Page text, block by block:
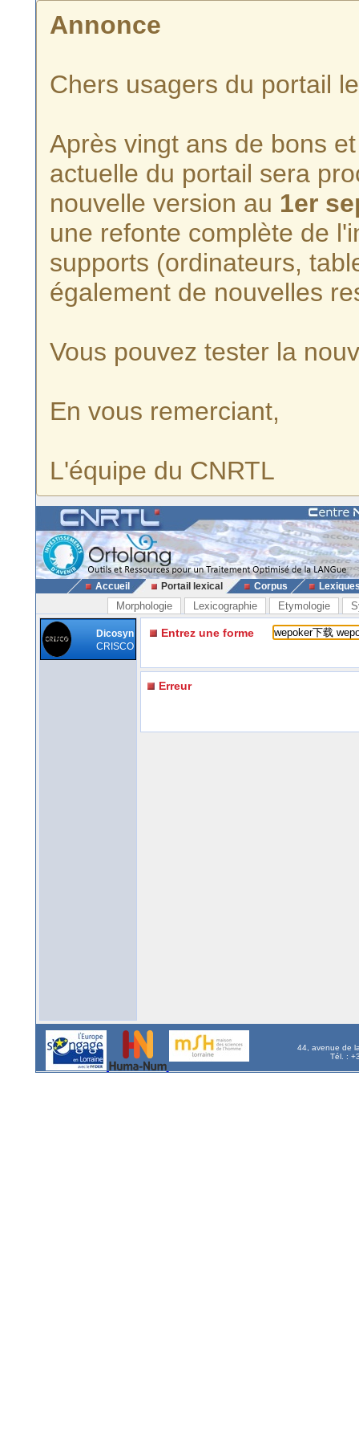
Annonce
Chers usagers du portail
Après vingt ans de bons
actuelle du portail sera
nouvelle version au 1er
une refonte complète de
supports (ordinateurs,
également de nouvelles
Vous pouvez tester la
En vous remerciant,
L'équipe du CNRTL
Accueil Portail lexical Corpus
Morphologie Lexicographie Etymologie
Dicosyn
CRISCO
Entrez une forme
Erreur
44, avenue de
Tél. :